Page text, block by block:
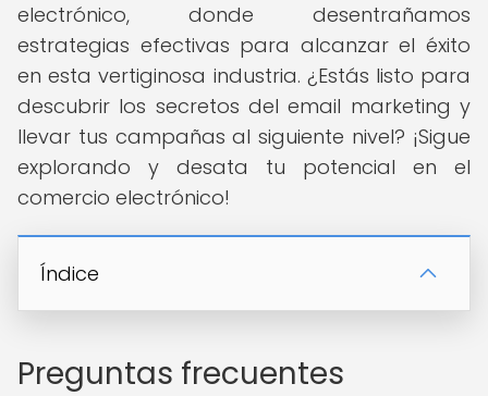
electrónico, donde desentrañamos
estrategias efectivas para alcanzar el éxito
en esta vertiginosa industria. ¿Estás listo para
descubrir los secretos del email marketing y
llevar tus campañas al siguiente nivel? ¡Sigue
explorando y desata tu potencial en el
comercio electrónico!
Índice
Preguntas frecuentes